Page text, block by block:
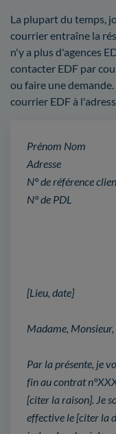
La plupart du temps,
courrier entraîne la
n'y a plus d'agences
contacter EDF par
ou faire une
courrier EDF à
Prénom Nom
Adresse
N° de référence
N° de PDL
[Lieu, date]
Madame, Monsieur,
Par la présente, je
fin au contrat
[citer la raison]. Je
effective le [citer la